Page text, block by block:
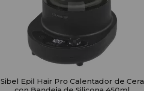
Sibel Epil Hair Pro Calentador de Cera